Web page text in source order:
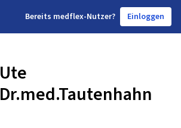
Bereits medflex-Nutzer? Einloggen
Ute
Dr.med.Tautenhahn